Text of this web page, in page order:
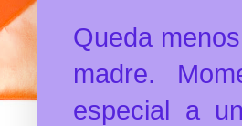
Queda
madre.
especial a